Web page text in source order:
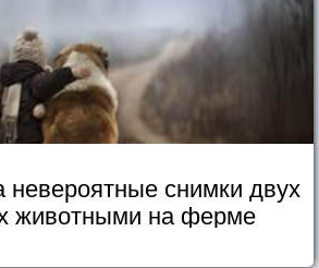
невероятные снимки двух
животными на ферме